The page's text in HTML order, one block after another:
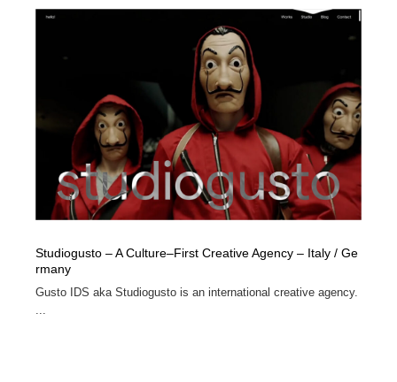
Studiogusto – A Culture–First Creative Agency – Italy / Ge
rmany
Gusto IDS aka Studiogusto is an international creative agency.
...